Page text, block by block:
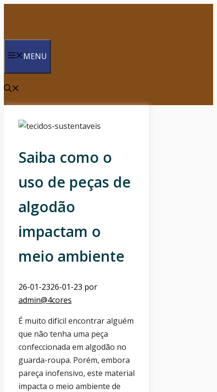
MENU
Saiba como o
uso de peças de
algodão
impactam o
meio ambiente
26-01-2326-01-23 por
admin@4cores
É muito difícil encontrar alguém
que não tenha uma peça
confeccionada em algodão no
guarda-roupa. Porém, embora
pareça inofensivo, este material
impacta o meio ambiente de